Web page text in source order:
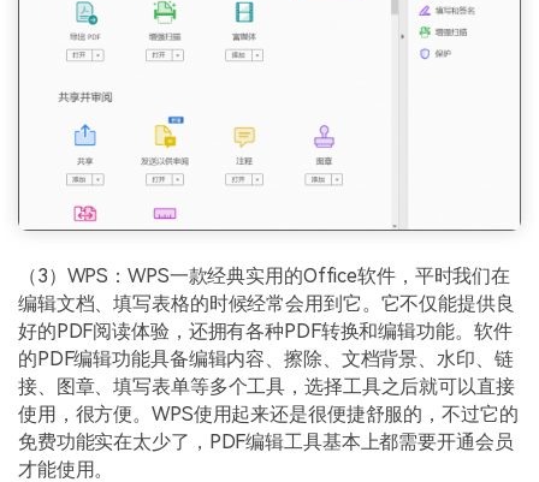
（3）WPS：WPS一款经典实用的Office软件，平时我们在
编辑文档、填写表格的时候经常会用到它。它不仅能提供良
好的PDF阅读体验，还拥有各种PDF转换和编辑功能。软件
的PDF编辑功能具备编辑内容、擦除、文档背景、水印、链
接、图章、填写表单等多个工具，选择工具之后就可以直接
使用，很方便。WPS使用起来还是很便捷舒服的，不过它的
免费功能实在太少了，PDF编辑工具基本上都需要开通会员
才能使用。